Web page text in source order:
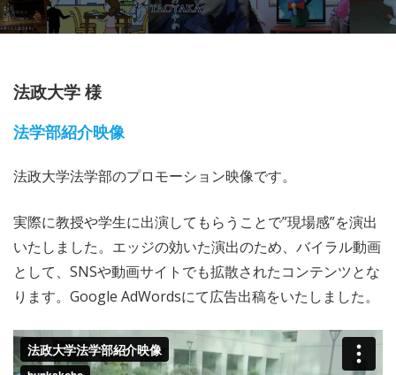
法政大学 様
法学部紹介映像
法政大学法学部のプロモーション映像です。
実際に教授や学生に出演してもらうことで”現場感”を演出
いたしました。エッジの効いた演出のため、バイラル動画
として、SNSや動画サイトでも拡散されたコンテンツとな
ります。Google AdWordsにて広告出稿をいたしました。